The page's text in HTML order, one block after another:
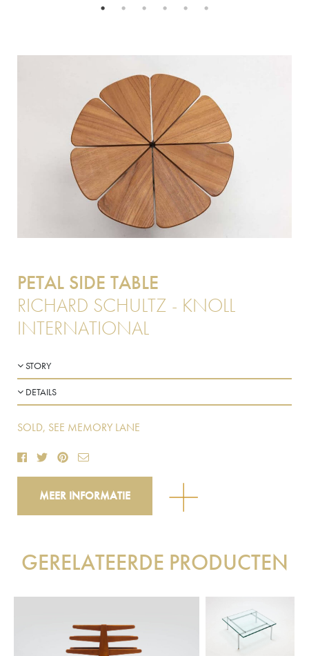
PETAL SIDE TABLE
RICHARD SCHULTZ - KNOLL
INTERNATIONAL
STORY
DETAILS
SOLD, SEE MEMORY LANE
MEER INFORMATIE
GERELATEERDE PRODUCTEN